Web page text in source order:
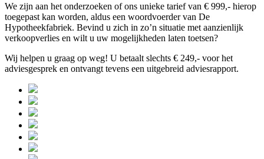
We zijn aan het onderzoeken of ons unieke tarief van € 999,- hierop
toegepast kan worden, aldus een woordvoerder van De
Hypotheekfabriek. Bevind u zich in zo’n situatie met aanzienlijk
verkoopverlies en wilt u uw mogelijkheden laten toetsen?
Wij helpen u graag op weg! U betaalt slechts € 249,- voor het
adviesgesprek en ontvangt tevens een uitgebreid adviesrapport.